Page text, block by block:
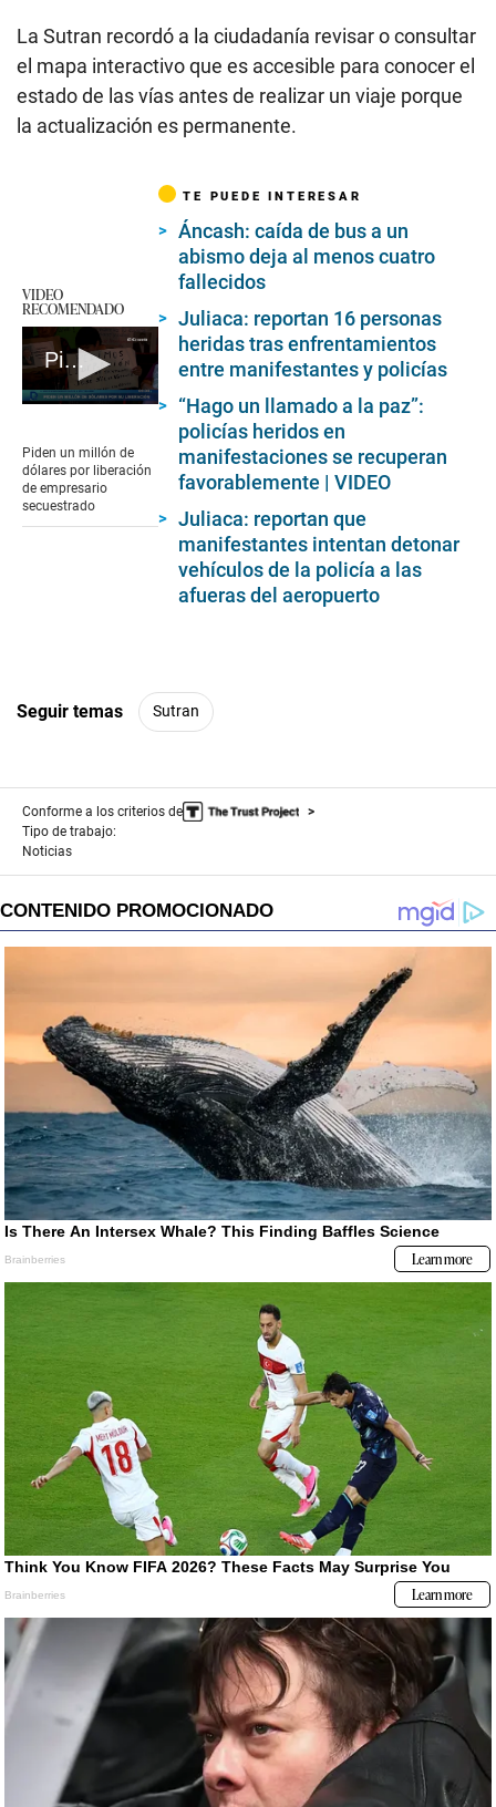
La Sutran recordó a la ciudadanía revisar o consultar
el mapa interactivo que es accesible para conocer el
estado de las vías antes de realizar un viaje porque
la actualización es permanente.
VIDEO
RECOMENDADO
Piden un millón de dólares por liberación de empresario secuestrado
of
3
minutes,
48
Piden un millón de
dólares por liberación
de empresario
secuestrado
TE PUEDE INTERESAR
Áncash: caída de bus a un
abismo deja al menos cuatro
fallecidos
Juliaca: reportan 16 personas
heridas tras enfrentamientos
entre manifestantes y policías
“Hago un llamado a la paz”:
policías heridos en
manifestaciones se recuperan
favorablemente | VIDEO
Juliaca: reportan que
manifestantes intentan detonar
vehículos de la policía a las
afueras del aeropuerto
Seguir temas Sutran
Conforme a los criterios de
Tipo de trabajo:
Noticias